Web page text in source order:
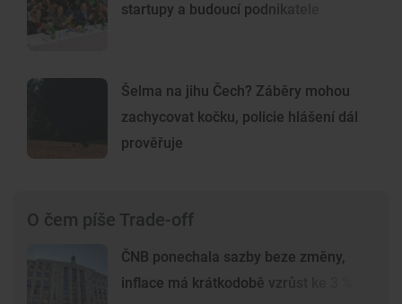
startupy a budoucí podnikatele
Šelma na jihu Čech? Záběry mohou
zachycovat kočku, policie hlášení dál
prověřuje
O čem píše Trade-off
ČNB ponechala sazby beze změny,
inflace má krátkodobě vzrůst ke 3 %